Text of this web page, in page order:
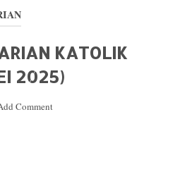
KATOLIK
2025)
Comment